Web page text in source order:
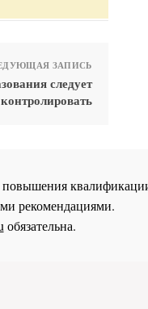
ЗАПИСЬ
следует
контролировать
повышения
рекомендациями.
обязательна.